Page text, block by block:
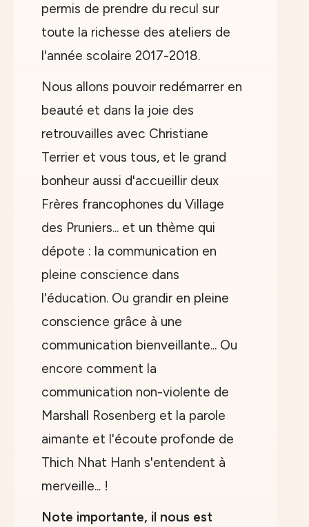
permis de prendre du recul sur
toute la richesse des ateliers de
l'année scolaire 2017-2018.
Nous allons pouvoir redémarrer en
beauté et dans la joie des
retrouvailles avec Christiane
Terrier et vous tous, et le grand
bonheur aussi d'accueillir deux
Frères francophones du Village
des Pruniers... et un thème qui
dépote : la communication en
pleine conscience dans
l'éducation. Ou grandir en pleine
conscience grâce à une
communication bienveillante... Ou
encore comment la
communication non-violente de
Marshall Rosenberg et la parole
aimante et l'écoute profonde de
Thich Nhat Hanh s'entendent à
merveille... !
Note importante, il nous est